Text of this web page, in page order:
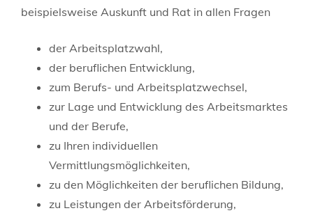
beispielsweise Auskunft und Rat in allen Fragen
der Arbeitsplatzwahl,
der beruflichen Entwicklung,
zum Berufs- und Arbeitsplatzwechsel,
zur Lage und Entwicklung des Arbeitsmarktes
und der Berufe,
zu Ihren individuellen
Vermittlungsmöglichkeiten,
zu den Möglichkeiten der beruflichen Bildung,
zu Leistungen der Arbeitsförderung,